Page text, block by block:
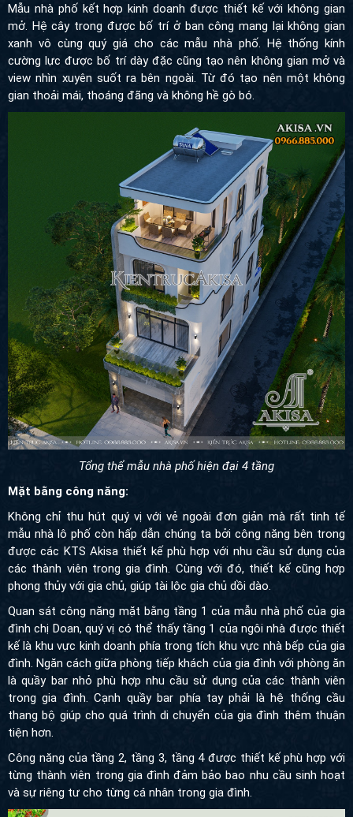
cường lực được bố trí dày đặc cũng tạo nên không gian mở và
view nhìn xuyên suốt ra bên ngoài. Từ đó tạo nên một không gian
thoải mái, thoáng đãng và không hề gò bó.
Tổng thể mẫu nhà phố hiện đại 4 tầng
Mặt bằng công năng:
Không chỉ thu hút quý vị với vẻ ngoài đơn giản mà rất tinh tế mẫu
các KTS Akisa thiết kế phù hợp với nhu cầu sử dụng của các
thành viên trong gia đình. Cùng với đó, thiết kế cũng hợp phong
thủy với gia chủ, giúp tài lộc gia chủ dồi dào.
Quan sát công năng mặt bằng tầng 1 của mẫu nhà phố của gia
đình chị Doan, quý vị có thể thấy tầng 1 của ngôi nhà được thiết
kế là khu vực kinh doanh phía trong tích khu vực nhà bếp của gia
đình. Ngăn cách giữa phòng tiếp khách của gia đình với phòng ăn
là quầy bar nhỏ phù hợp nhu cầu sử dụng của các thành viên
trong gia đình. Cạnh quầy bar phía tay phải là hệ thống cầu thang
bộ giúp cho quá trình di chuyển của gia đình thêm thuận tiện hơn.
Công năng của tầng 2, tầng 3, tầng 4 được thiết kế phù hợp với
từng thành viên trong gia đình đảm bảo bao nhu cầu sinh hoạt và
sự riêng tư cho từng cá nhân trong gia đình.